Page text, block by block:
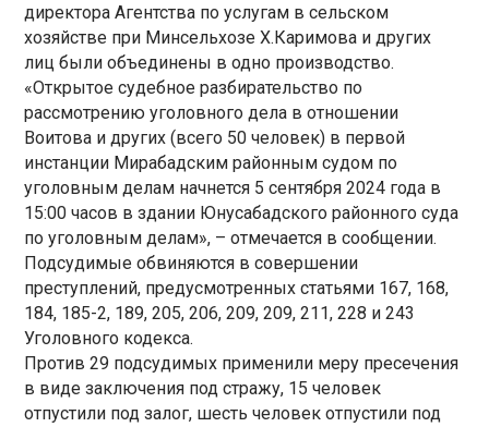
директора Агентства по услугам в сельском
хозяйстве при Минсельхозе Х.Каримова и других
лиц были объединены в одно производство.
«Открытое судебное разбирательство по
рассмотрению уголовного дела в отношении
Воитова и других (всего 50 человек) в первой
инстанции Мирабадским районным судом по
уголовным делам начнется 5 сентября 2024 года в
15:00 часов в здании Юнусабадского районного суда
по уголовным делам», – отмечается в сообщении.
Подсудимые обвиняются в совершении
преступлений, предусмотренных статьями 167, 168,
184, 185-2, 189, 205, 206, 209, 209, 211, 228 и 243
Уголовного кодекса.
Против 29 подсудимых применили меру пресечения
в виде заключения под стражу, 15 человек
отпустили под залог, шесть человек отпустили под